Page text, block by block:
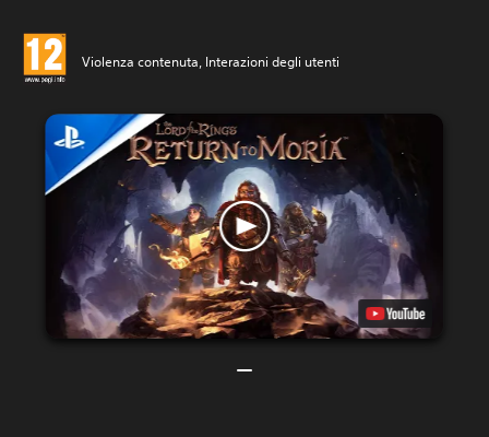
Violenza contenuta, Interazioni degli utenti